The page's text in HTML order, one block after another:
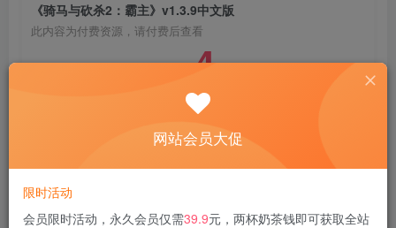
《骑马与砍杀2：霸主》v1.3.9中文版
此内容为付费资源，请付费后查看
4
游戏介绍
《骑马与砍杀2：霸主》作为《骑马与砍杀》的延续，会将中
网站会员大促
限时活动
会员限时活动，永久会员仅需39.9元，两杯奶茶钱即可获取全站